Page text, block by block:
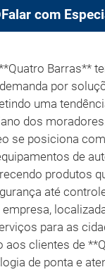
Falar com
Barras**
por
uma
dos
se posiciona
de
produtos
até
para as
aos clientes de
de ponta e